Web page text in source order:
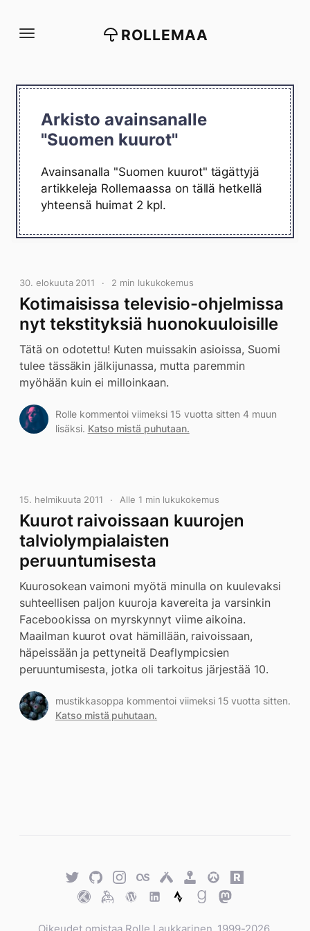
suoraan
ROLLEMAA
Arkisto avainsanalle
"Suomen kuurot"
Avainsanalla "Suomen kuurot" tägättyjä
artikkeleja Rollemaassa on tällä hetkellä
yhteensä huimat 2 kpl.
30. elokuuta 2011 2 min lukukokemus
Kotimaisissa televisio-ohjelmissa
nyt tekstityksiä huonokuuloisille
Tätä on odotettu! Kuten muissakin asioissa, Suomi
tulee tässäkin jälkijunassa, mutta paremmin
myöhään kuin ei milloinkaan.
Rolle kommentoi viimeksi 15 vuotta sitten 4 muun
lisäksi. Katso mistä puhutaan.
15. helmikuuta 2011 Alle 1 min lukukokemus
Kuurot raivoissaan kuurojen
talviolympialaisten
peruuntumisesta
Kuurosokean vaimoni myötä minulla on kuulevaksi
suhteellisen paljon kuuroja kavereita ja varsinkin
Facebookissa on myrskynnyt viime aikoina.
Maailman kuurot ovat hämillään, raivoissaan,
häpeissään ja pettyneitä Deaflympicsien
peruuntumisesta, jotka oli tarkoitus järjestää 10.
mustikkasoppa kommentoi viimeksi 15 vuotta sitten.
Katso mistä puhutaan.
TwitterGitHubTwitterLast.fmUntappd
Retro
Achievements
Overwatch
Rawg.io
TraktKeybaseWordPress
WordPress
StravaGoodreads
Mastodon